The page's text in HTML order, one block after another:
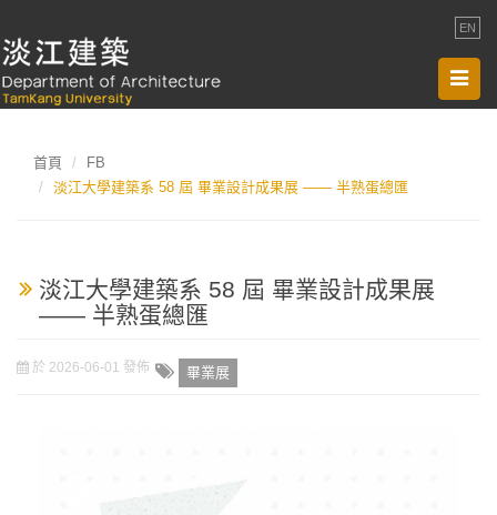
EN
首頁
FB
淡江大學建築系 58 屆 畢業設計成果展 —— 半熟蛋總匯
淡江大學建築系 58 屆 畢業設計成果展
—— 半熟蛋總匯
於 2026-06-01 發佈 畢業展